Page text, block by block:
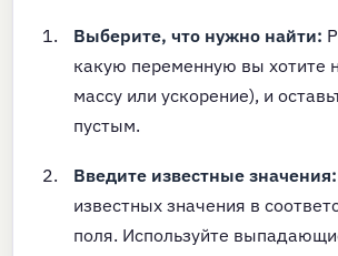
Выберите, что нужно найти:
какую переменную вы хотите
массу или ускорение), и
пустым.
Введите известные значения:
известных значения в
поля. Используйте